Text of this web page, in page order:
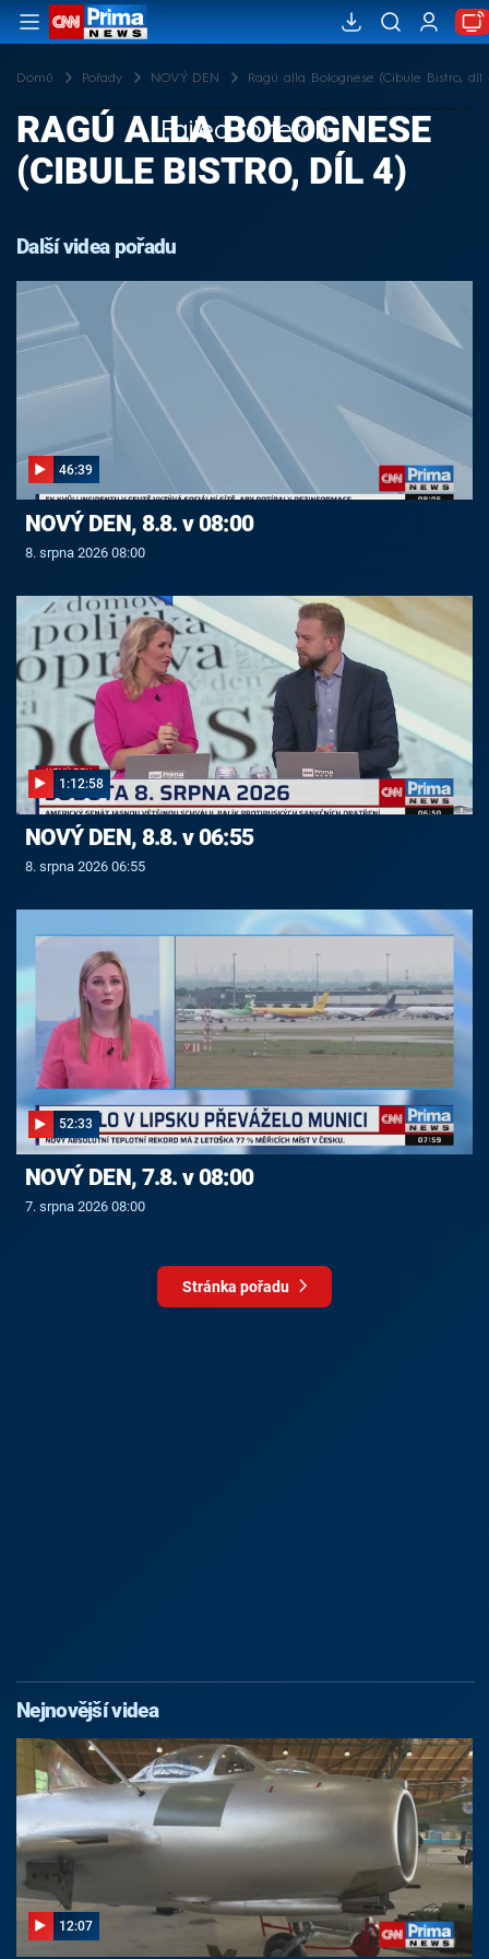
Domů Pořady NOVÝ DEN Ragú alla Bolognese (Cibule Bistro, díl
Failed to fetch
RAGÚ ALLA BOLOGNESE
(CIBULE BISTRO, DÍL 4)
Další videa pořadu
46:39
NOVÝ DEN, 8.8. v 08:00
8. srpna 2026 08:00
1:12:58
NOVÝ DEN, 8.8. v 06:55
8. srpna 2026 06:55
52:33
NOVÝ DEN, 7.8. v 08:00
7. srpna 2026 08:00
Stránka pořadu
Nejnovější videa
12:07